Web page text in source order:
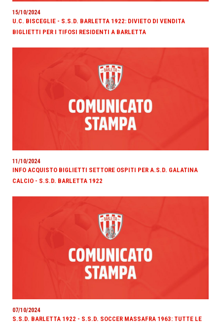
15/10/2024
U.C. BISCEGLIE - S.S.D. BARLETTA 1922: DIVIETO DI VENDITA
BIGLIETTI PER I TIFOSI RESIDENTI A BARLETTA
11/10/2024
INFO ACQUISTO BIGLIETTI SETTORE OSPITI PER A.S.D. GALATINA
CALCIO - S.S.D. BARLETTA 1922
07/10/2024
S.S.D. BARLETTA 1922 - S.S.D. SOCCER MASSAFRA 1963: TUTTE LE